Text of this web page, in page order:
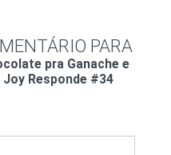
PARA
pra Ganache e
Responde #34